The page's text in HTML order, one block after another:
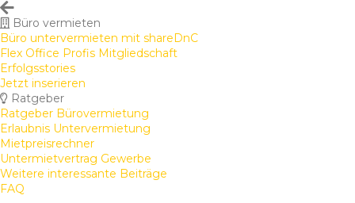
Büro vermieten
Büro untervermieten mit shareDnC
Flex Office Profis Mitgliedschaft
Erfolgsstories
Jetzt inserieren
Ratgeber
Ratgeber Bürovermietung
Erlaubnis Untervermietung
Mietpreisrechner
Untermietvertrag Gewerbe
Weitere interessante Beiträge
FAQ